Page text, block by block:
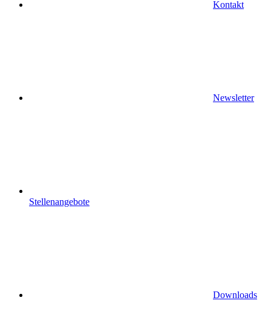
Kontakt
Newsletter
Stellenangebote
Downloads